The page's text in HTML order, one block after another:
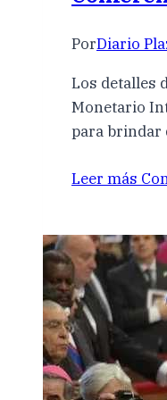
PorDiario
Los detalles
Monetario
para brindar
Leer más